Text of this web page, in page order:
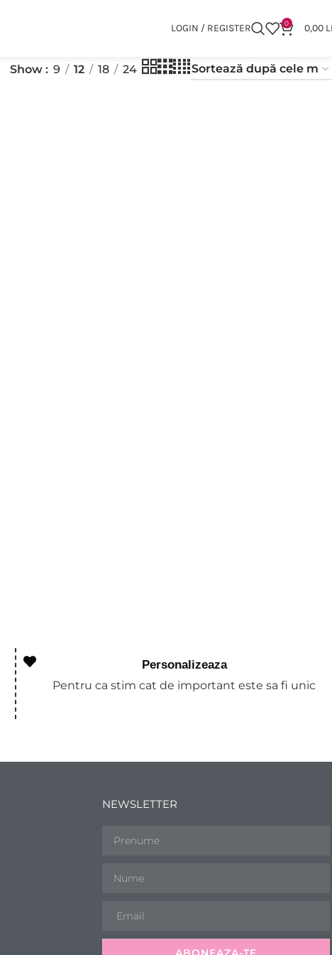
LOGIN / REGISTER 0 0,00
Show 9 12 18 24
Personalizeaza
Pentru ca stim cat de important este sa fi unic
NEWSLETTER